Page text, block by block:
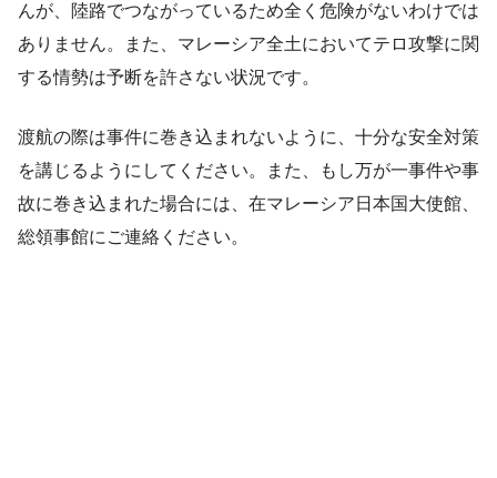
んが、陸路でつながっているため全く危険がないわけでは
ありません。また、マレーシア全土においてテロ攻撃に関
する情勢は予断を許さない状況です。
渡航の際は事件に巻き込まれないように、十分な安全対策
を講じるようにしてください。また、もし万が一事件や事
故に巻き込まれた場合には、在マレーシア日本国大使館、
総領事館にご連絡ください。